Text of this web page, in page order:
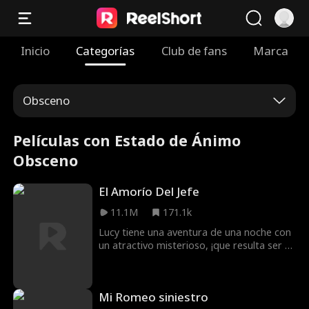
Inicio Categorías Club de fans Marca
Obsceno
Películas con Estado de Ánimo
Obsceno
El Amorío Del Jefe
11.1M
171.1k
Lucy tiene una aventura de una noche con
un atractivo misterioso, ¡que resulta ser su
Mi Romeo siniestro